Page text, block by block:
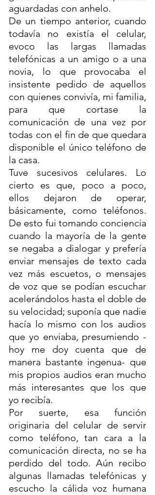
aguardadas con anhelo.
De un tiempo anterior, cuando
todavía no existía el celular,
evoco las largas llamadas
telefónicas a un amigo o a una
novia, lo que provocaba el
insistente pedido de aquellos
con quienes convivía, mi familia,
para que cortase la
comunicación de una vez por
todas con el fin de que quedara
disponible el único teléfono de
la casa.
Tuve sucesivos celulares. Lo
cierto es que, poco a poco,
ellos dejaron de operar,
básicamente, como teléfonos.
De esto fui tomando conciencia
cuando la mayoría de la gente
se negaba a dialogar y prefería
enviar mensajes de texto cada
vez más escuetos, o mensajes
de voz que se podían escuchar
acelerándolos hasta el doble de
su velocidad; suponía que nadie
hacía lo mismo con los audios
que yo enviaba, presumiendo -
hoy me doy cuenta que de
manera bastante ingenua- que
mis propios audios eran mucho
más interesantes que los que
yo recibía.
Por suerte, esa función
originaria del celular de servir
como teléfono, tan cara a la
comunicación directa, no se ha
perdido del todo. Aún recibo
algunas llamadas telefónicas y
escucho la cálida voz humana